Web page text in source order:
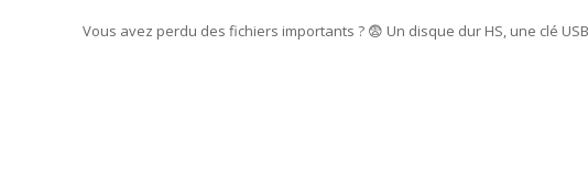
Vous avez perdu des fichiers importants ? 😨 Un disque dur HS, une clé